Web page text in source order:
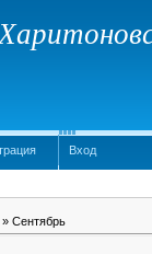
Вход
» Сентябрь